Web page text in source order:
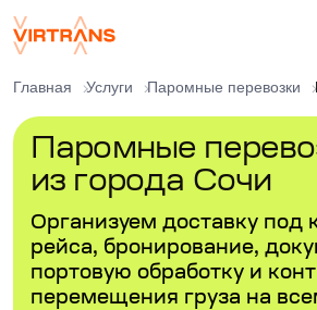
Главная Услуги Паромные перевозки
Паромные
из города Сочи
Организуем доставку под
рейса, бронирование,
портовую обработку и
перемещения груза на